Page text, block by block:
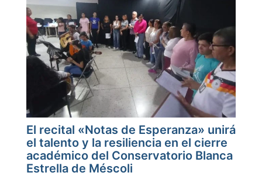
El recital «Notas de Esperanza» unirá
el talento y la resiliencia en el cierre
académico del Conservatorio Blanca
Estrella de Méscoli